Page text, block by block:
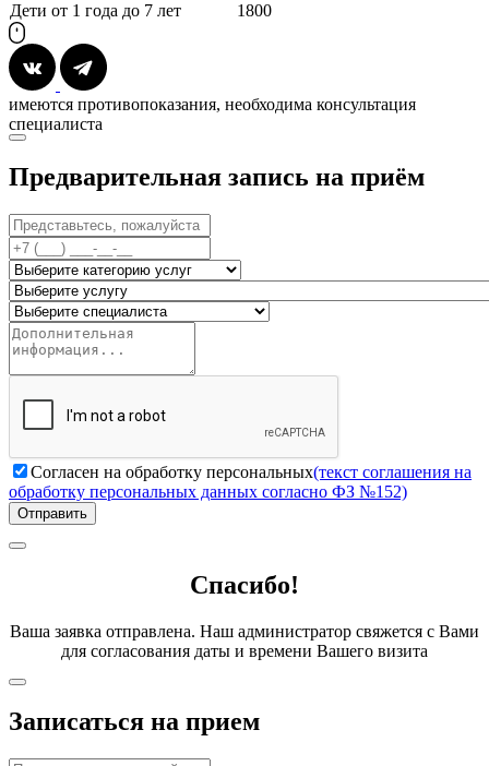
Дети от 1 года до 7 лет
1800
имеются противопоказания, необходима консультация
специалиста
Предварительная запись на приём
Согласен на обработку персональных(текст соглашения на
обработку персональных данных согласно ФЗ №152)
Отправить
Спасибо!
Ваша заявка отправлена. Наш администратор свяжется с Вами
для согласования даты и времени Вашего визита
Записаться на прием